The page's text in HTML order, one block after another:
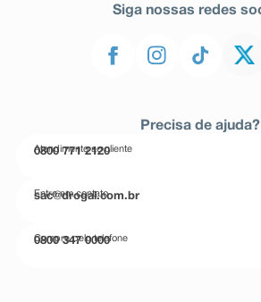
Siga nossas redes
Precisa de ajuda?
Atendimento ao cliente
0800 771 2120
Entre em contato
sac@drogal.com.br
Compre pelo telefone
0800 347 0000